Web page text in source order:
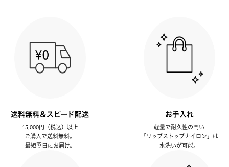
送料無料＆スピード配送
15,000円（税込）以上
ご購入で送料無料。
最短翌日にお届け。
お手入れ
軽量で耐久性の高い
「リップストップナイロン」は
水洗いが可能。